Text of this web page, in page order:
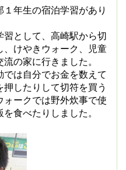
年生の宿泊学習があり
として、高崎駅から切
、けやきウォーク、児童
の家に行きました。
は自分でお金を数えて
したりして切符を買う
ォークでは野外炊事で使
食べたりしました。